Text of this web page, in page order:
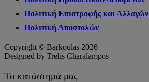
Πολιτική Επιστροφής και Αλλαγών
Πολιτική Αποστολών
Copyright © Barkoulas 2026
Designed by Trelis Charalampos
Το κατάστημά μας